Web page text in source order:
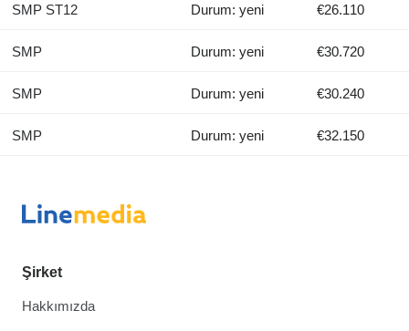
SMP ST12 Durum: yeni €26.110
SMP Durum: yeni €30.720
SMP Durum: yeni €30.240
SMP Durum: yeni €32.150
Şirket
Hakkımızda